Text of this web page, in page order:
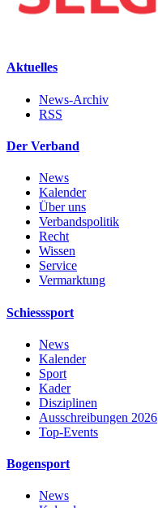
Aktuelles
News-Archiv
RSS
Der Verband
News
Kalender
Über uns
Verbandspolitik
Recht
Wissen
Service
Vermarktung
Schiesssport
News
Kalender
Sport
Kader
Disziplinen
Ausschreibungen 2026
Top-Events
Bogensport
News